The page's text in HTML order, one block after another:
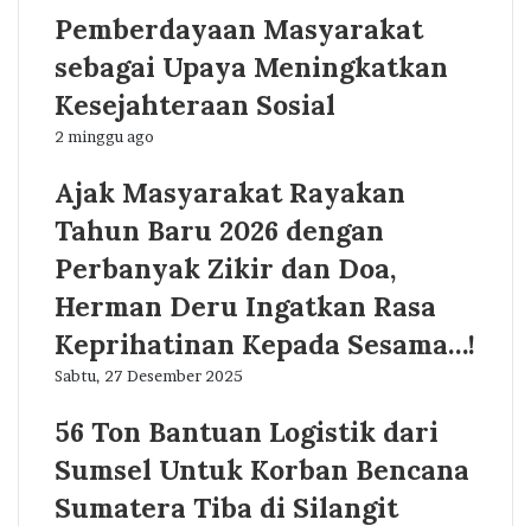
Pemberdayaan Masyarakat
sebagai Upaya Meningkatkan
Kesejahteraan Sosial
2 minggu ago
Ajak Masyarakat Rayakan
Tahun Baru 2026 dengan
Perbanyak Zikir dan Doa,
Herman Deru Ingatkan Rasa
Keprihatinan Kepada Sesama…!
Sabtu, 27 Desember 2025
56 Ton Bantuan Logistik dari
Sumsel Untuk Korban Bencana
Sumatera Tiba di Silangit